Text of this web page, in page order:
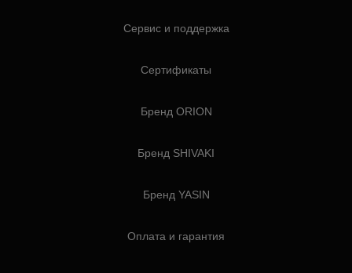
Сервис и поддержка
Сертификаты
Бренд ORION
Бренд SHIVAKI
Бренд YASIN
Оплата и гарантия